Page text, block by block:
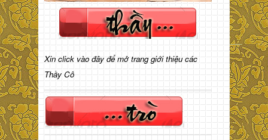
Xin click vào đây để mở trang giới thiệu các
Thầy Cô